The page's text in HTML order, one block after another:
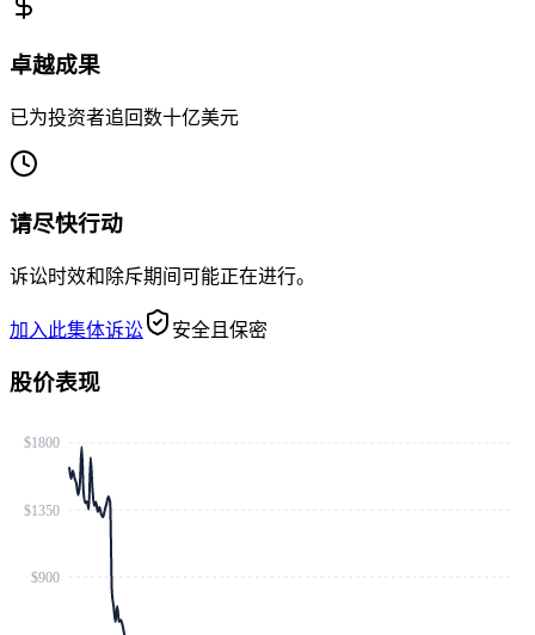
卓越成果
已为投资者追回数十亿美元
请尽快行动
诉讼时效和除斥期间可能正在进行。
加入此集体诉讼 安全且保密
股价表现
$900
$1350
$1800